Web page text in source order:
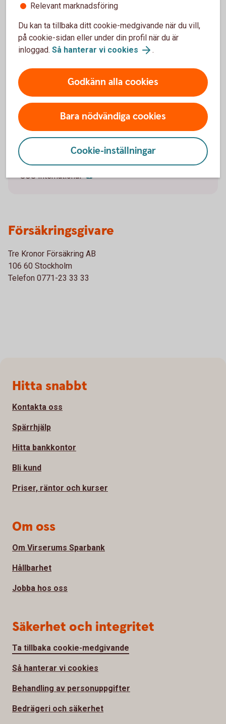
Om du drabbats av en skada, kontakta vår
samarbetspartner Tre Kronor Försäkring för att göra
din skadeanmälan.
0771-23 33 33, öppet vardagar 09-17.
Tid akuta skador, dygnet runt:
Skada utomlands
Vid skada utomlands, dygnet runt:
SOS International
Försäkringsgivare
Tre Kronor Försäkring AB
106 60 Stockholm
Telefon 0771-23 33 33
Relevant marknadsföring
Du kan ta tillbaka ditt cookie-medgivande när du vill,
på cookie-sidan eller under din profil när du är
inloggad. Så hanterar vi cookies .
Godkänn alla cookies
Bara nödvändiga cookies
Cookie-inställningar
Sidfot
Hitta snabbt
Kontakta oss
Spärrhjälp
Hitta bankkontor
Bli kund
Priser, räntor och kurser
Om oss
Om Virserums Sparbank
Hållbarhet
Jobba hos oss
Säkerhet och integritet
Ta tillbaka cookie-medgivande
Så hanterar vi cookies
Behandling av personuppgifter
Bedrägeri och säkerhet